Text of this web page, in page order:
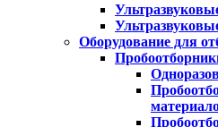
Оборудование для